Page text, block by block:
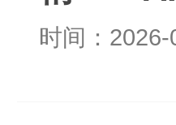
时间：2026-